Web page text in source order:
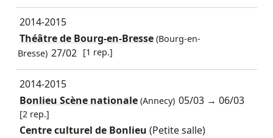
2014-2015
Théâtre de Bourg-en-Bresse(Bourg-en-
Bresse) 27/02 [1 rep.]
2014-2015
Bonlieu Scène nationale(Annecy) 05/03 →06/03
[2 rep.]
Centre culturel de Bonlieu (Petite salle)